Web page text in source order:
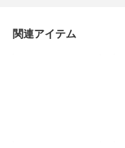
関連アイテム